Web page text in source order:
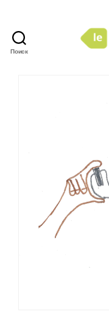
Поиск